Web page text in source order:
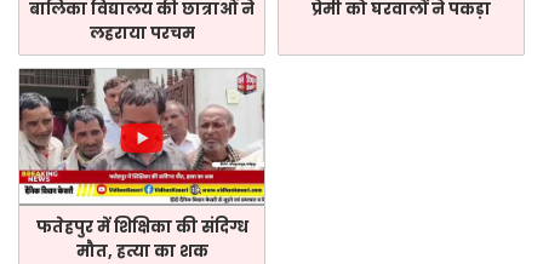
बालिका विद्यालय की छात्राओं ने
लहराया परचम
प्रेमी को घरवालों ने पकड़ा
फतेहपुर में शिक्षिका की संदिग्ध
मौत, हत्या का शक